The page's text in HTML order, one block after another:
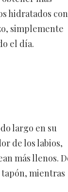
hidratados con
simplemente
el día.
largo en su
de los labios,
más llenos.
tapón, mientras